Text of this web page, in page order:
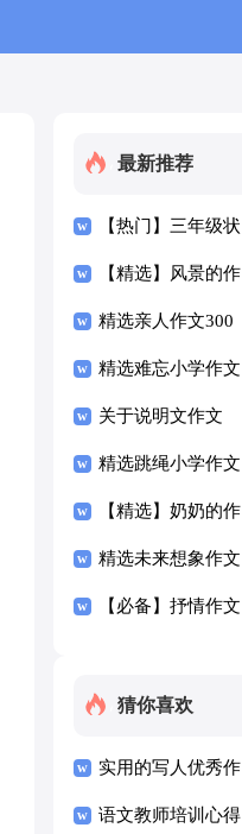
最新推荐
【热门】三年级状
物作文300字4篇
【精选】风景的作
文300字4篇
精选亲人作文300
字4篇
精选难忘小学作文
300字3篇
关于说明文作文
300字锦集七篇
精选跳绳小学作文
300字四篇
【精选】奶奶的作
文300字三篇
精选未来想象作文
300字四篇
【必备】抒情作文
猜你喜欢
实用的写人优秀作
文300字四篇
语文教师培训心得